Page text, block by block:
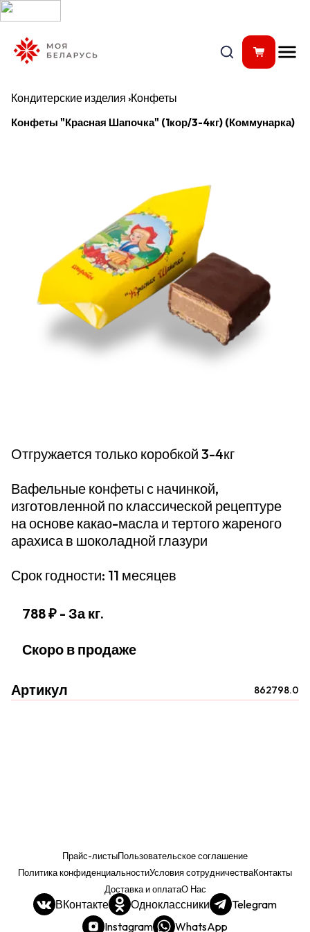
Кондитерские изделия ›Конфеты
Конфеты "Красная Шапочка" (1кор/3-4кг) (Коммунарка)
Отгружается только коробкой 3-4кг
Вафельные конфеты с начинкой,
изготовленной по классической рецептуре
на основе какао-масла и тертого жареного
арахиса в шоколадной глазури
Срок годности: 11 месяцев
788 ₽ - За кг.
Скоро в продаже
Артикул 862798.0
Прайс-листыПользовательское соглашение
Политика конфиденциальностиУсловия сотрудничестваКонтакты
Доставка и оплатаО Нас
ВКонтакте Одноклассники
Telegram
Instagram
WhatsApp